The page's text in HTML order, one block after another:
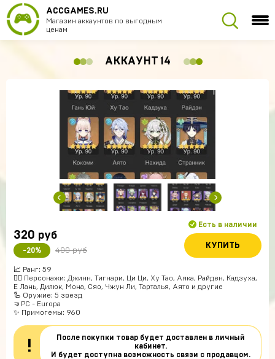
ACCGAMES.RU
Магазин аккаунтов по выгодным
ценам
АККАУНТ 14
320 руб
-20% 400 руб
Есть в наличии
КУПИТЬ
📈 Ранг: 59
🧍‍♀️ Персонажи: Джинн, Тигнари, Ци Ци, Ху Тао, Аяка, Райден, Кадзуха,
Е Лань, Дилюк, Мона, Сяо, Чжун Ли, Тарталья, Аято и другие
🦾 Оружие: 5 звезд
🤜PC - Europa
✨ Примогемы: 960
!
После покупки товар будет доставлен в личный
кабинет.
И будет доступна возможность связи с продавцом.